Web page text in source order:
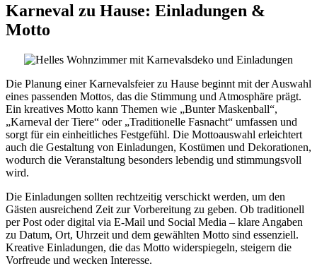
Karneval zu Hause: Einladungen &
Motto
Die Planung einer Karnevalsfeier zu Hause beginnt mit der Auswahl
eines passenden Mottos, das die Stimmung und Atmosphäre prägt.
Ein kreatives Motto kann Themen wie „Bunter Maskenball“,
„Karneval der Tiere“ oder „Traditionelle Fasnacht“ umfassen und
sorgt für ein einheitliches Festgefühl. Die Mottoauswahl erleichtert
auch die Gestaltung von Einladungen, Kostümen und Dekorationen,
wodurch die Veranstaltung besonders lebendig und stimmungsvoll
wird.
Die Einladungen sollten rechtzeitig verschickt werden, um den
Gästen ausreichend Zeit zur Vorbereitung zu geben. Ob traditionell
per Post oder digital via E-Mail und Social Media – klare Angaben
zu Datum, Ort, Uhrzeit und dem gewählten Motto sind essenziell.
Kreative Einladungen, die das Motto widerspiegeln, steigern die
Vorfreude und wecken Interesse.